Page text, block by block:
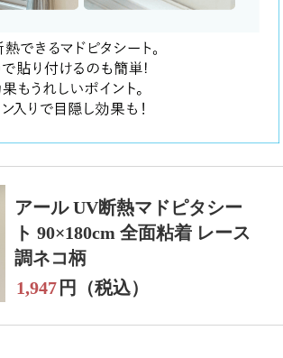
アール UV断熱マドピタシー
ト 90×180cm 全面粘着 レース
調ネコ柄
1,947 円（税込）